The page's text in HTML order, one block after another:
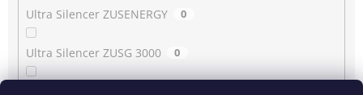
Ultra Silencer ZUSENERGY 0
Ultra Silencer ZUSG 3000 0